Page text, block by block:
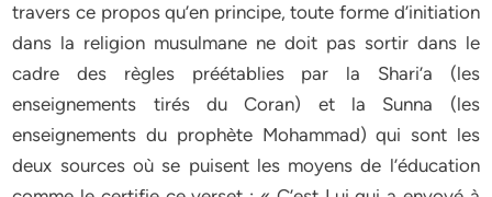
travers ce propos qu’en principe, toute forme d’initiation
dans la religion musulmane ne doit pas sortir dans le
cadre des règles préétablies par la Shari’a (les
enseignements tirés du Coran) et la Sunna (les
enseignements du prophète Mohammad) qui sont les
deux sources où se puisent les moyens de l’éducation